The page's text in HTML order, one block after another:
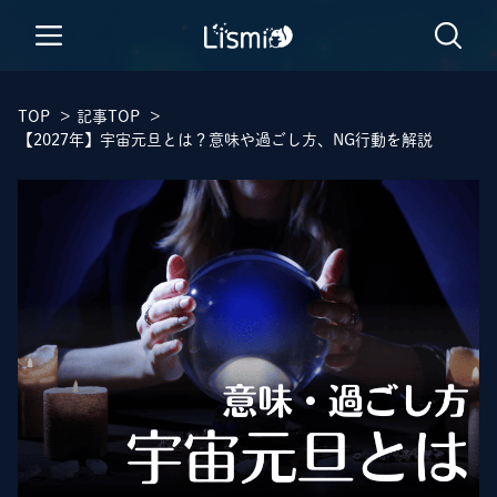
TOP > 記事TOP
>
【2027年】宇宙元旦とは？意味や過ごし方、NG行動を解説